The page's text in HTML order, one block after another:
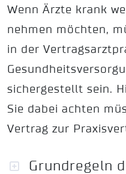
Wenn Ärzte krank
nehmen möchten,
in der
sichergestellt sein.
Sie dabei achten
Vertrag zur
Grundregeln